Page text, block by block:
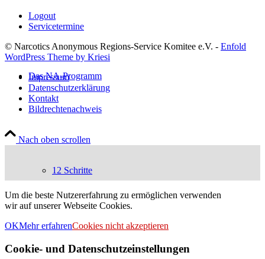
Das NA-Programm
12 Schritte
Logout
Servicetermine
© Narcotics Anonymous Regions-Service Komitee e.V. - Enfold
WordPress Theme by Kriesi
Impressum
Datenschutzerklärung
Kontakt
Bildrechtenachweis
Nach oben scrollen
Um die beste Nutzererfahrung zu ermöglichen verwenden
wir auf unserer Webseite Cookies.
OKMehr erfahrenCookies nicht akzeptieren
Cookie- und Datenschutzeinstellungen